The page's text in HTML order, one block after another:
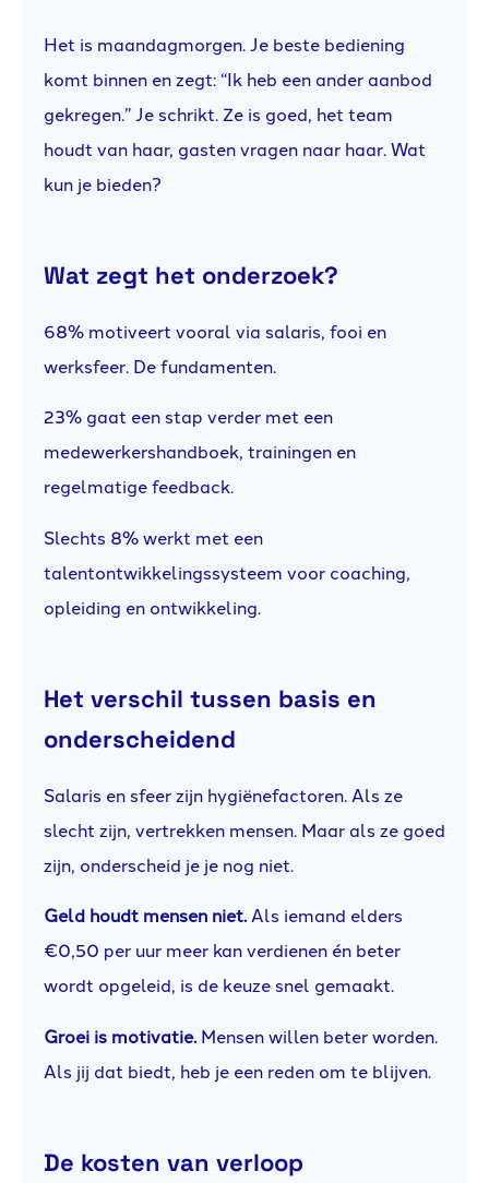
Het is maandagmorgen. Je beste bediening
komt binnen en zegt: “Ik heb een ander aanbod
gekregen.” Je schrikt. Ze is goed, het team
houdt van haar, gasten vragen naar haar. Wat
kun je bieden?
Wat zegt het onderzoek?
68% motiveert vooral via salaris, fooi en
werksfeer. De fundamenten.
23% gaat een stap verder met een
medewerkershandboek, trainingen en
regelmatige feedback.
Slechts 8% werkt met een
talentontwikkelingssysteem voor coaching,
opleiding en ontwikkeling.
Het verschil tussen basis en
onderscheidend
Salaris en sfeer zijn hygiënefactoren. Als ze
slecht zijn, vertrekken mensen. Maar als ze goed
zijn, onderscheid je je nog niet.
Geld houdt mensen niet. Als iemand elders
€0,50 per uur meer kan verdienen én beter
wordt opgeleid, is de keuze snel gemaakt.
Groei is motivatie. Mensen willen beter worden.
Als jij dat biedt, heb je een reden om te blijven.
De kosten van verloop